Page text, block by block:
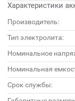
Характеристики
Производитель:
Тип электролита:
Номинальное
Номинальная
Срок службы: